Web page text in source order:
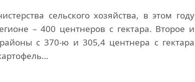
сельского хозяйства, в этом году
– 400 центнеров с гектара. Второе и
с 370-ю и 305,4 центнера с гектара